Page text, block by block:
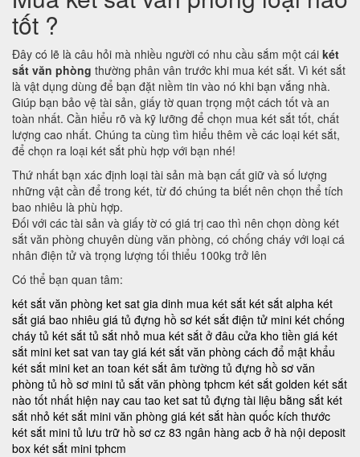
tốt ?
Đây có lẽ là câu hỏi mà nhiều người có nhu cầu sắm một cái két
sắt văn phòng thường phân vân trước khi mua két sắt. Vì két sắt
là vật dụng dùng để bạn đặt niềm tin vào nó khi bạn vắng nhà.
Giúp bạn bảo vệ tài sản, giấy tờ quan trọng một cách tốt và an
toàn nhất. Cần hiểu rõ và kỹ lưỡng để chọn mua két sắt tốt, chất
lượng cao nhất. Chúng ta cùng tìm hiểu thêm về các loại két sắt,
để chọn ra loại két sắt phù hợp với bạn nhé!
Thứ nhất bạn xác định loại tài sản mà bạn cất giữ và số lượng
những vật cần để trong két, từ đó chúng ta biết nên chọn thể tích
bao nhiêu là phù hợp.
Đối với các tài sản và giấy tờ có giá trị cao thì nên chọn dòng két
sắt văn phòng chuyên dùng văn phòng, có chống cháy với loại cá
nhân điện tử và trọng lượng tối thiểu 100kg trở lên
Có thể bạn quan tâm:
két sắt văn phòng ket sat gia dinh mua két sắt két sắt alpha két
sắt giá bao nhiêu giá tủ đựng hồ sơ két sắt điện tử mini két chống
cháy tủ két sắt tủ sắt nhỏ mua két sắt ở đâu cửa kho tiền giá két
sắt mini ket sat van tay giá két sắt văn phòng cách đổ mật khẩu
két sắt mini ket an toan két sắt âm tường tủ đựng hồ sơ văn
phòng tủ hồ sơ mini tủ sắt văn phòng tphcm két sắt golden két sắt
nào tốt nhất hiện nay cau tao ket sat tủ đựng tài liệu bằng sắt két
sắt nhỏ két sắt mini văn phòng giá két sắt hàn quốc kích thước
két sắt mini tủ lưu trữ hồ sơ cz 83 ngân hàng acb ở hà nội deposit
box két sắt mini tphcm